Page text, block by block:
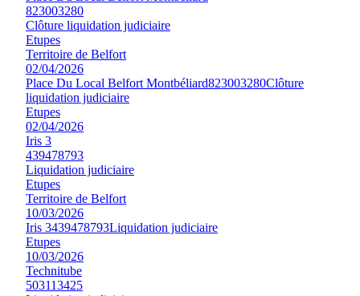
823003280
Clôture liquidation judiciaire
Etupes
Territoire de Belfort
02/04/2026
Place Du Local Belfort Montbéliard823003280Clôture
liquidation judiciaire
Etupes
02/04/2026
Iris 3
439478793
Liquidation judiciaire
Etupes
Territoire de Belfort
10/03/2026
Iris 3439478793Liquidation judiciaire
Etupes
10/03/2026
Technitube
503113425